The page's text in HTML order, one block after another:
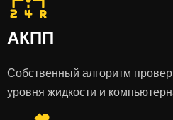
АКПП
Собственный алгоритм
уровня жидкости и